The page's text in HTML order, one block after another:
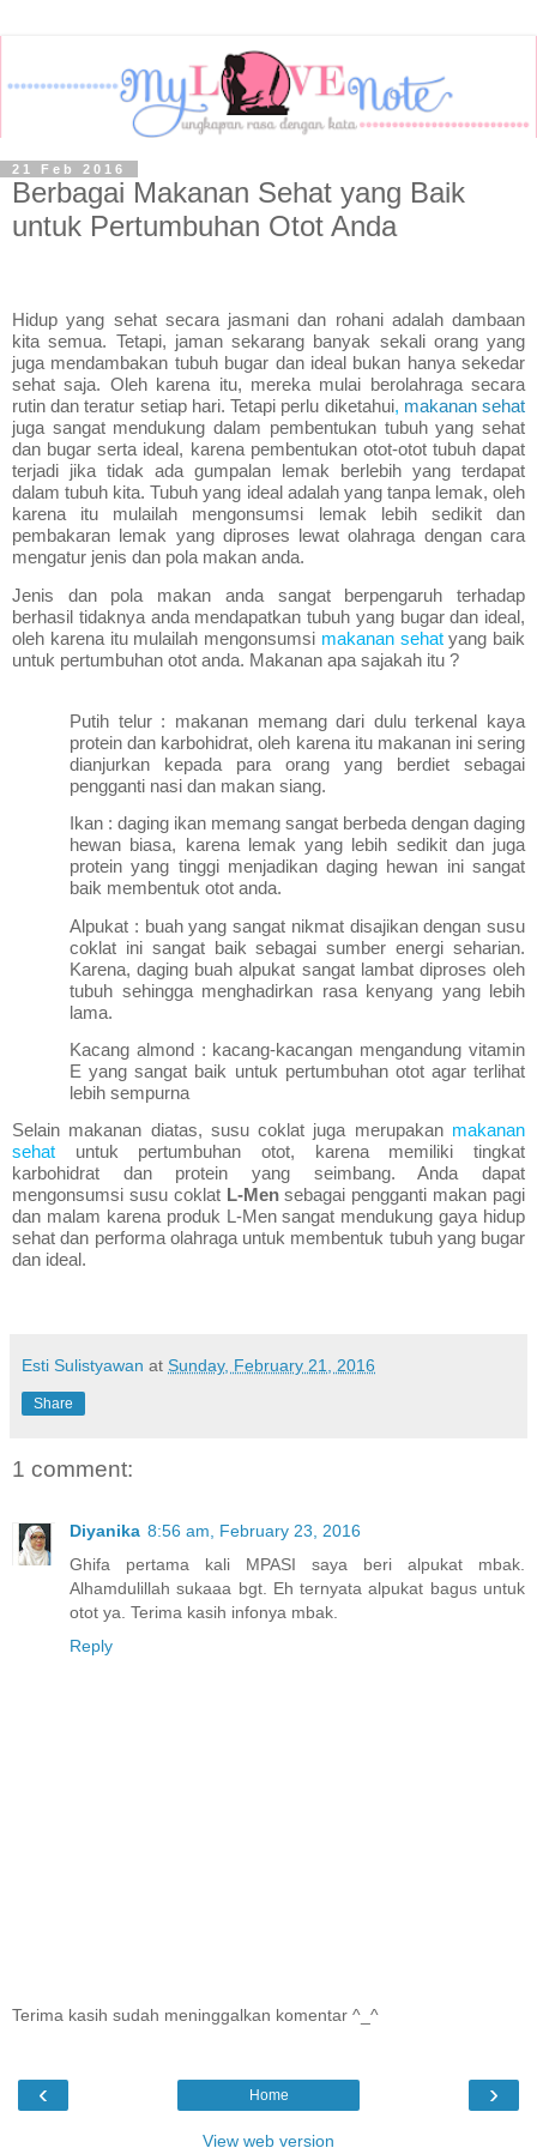
21 Feb 2016
Berbagai Makanan Sehat yang Baik
untuk Pertumbuhan Otot Anda
Hidup yang sehat secara jasmani dan rohani adalah dambaan
kita semua. Tetapi, jaman sekarang banyak sekali orang yang
juga mendambakan tubuh bugar dan ideal bukan hanya sekedar
sehat saja. Oleh karena itu, mereka mulai berolahraga secara
rutin dan teratur setiap hari. Tetapi perlu diketahui, makanan sehat
juga sangat mendukung dalam pembentukan tubuh yang sehat
dan bugar serta ideal, karena pembentukan otot-otot tubuh dapat
terjadi jika tidak ada gumpalan lemak berlebih yang terdapat
dalam tubuh kita. Tubuh yang ideal adalah yang tanpa lemak, oleh
karena itu mulailah mengonsumsi lemak lebih sedikit dan
pembakaran lemak yang diproses lewat olahraga dengan cara
mengatur jenis dan pola makan anda.
Jenis dan pola makan anda sangat berpengaruh terhadap
berhasil tidaknya anda mendapatkan tubuh yang bugar dan ideal,
oleh karena itu mulailah mengonsumsi makanan sehatyang baik
untuk pertumbuhan otot anda. Makanan apa sajakah itu ?
Putih telur : makanan memang dari dulu terkenal kaya
protein dan karbohidrat, oleh karena itu makanan ini sering
dianjurkan kepada para orang yang berdiet sebagai
pengganti nasi dan makan siang.
Ikan : daging ikan memang sangat berbeda dengan daging
hewan biasa, karena lemak yang lebih sedikit dan juga
protein yang tinggi menjadikan daging hewan ini sangat
baik membentuk otot anda.
Alpukat : buah yang sangat nikmat disajikan dengan susu
coklat ini sangat baik sebagai sumber energi seharian.
Karena, daging buah alpukat sangat lambat diproses oleh
tubuh sehingga menghadirkan rasa kenyang yang lebih
lama.
Kacang almond : kacang-kacangan mengandung vitamin
E yang sangat baik untuk pertumbuhan otot agar terlihat
lebih sempurna
Selain makanan diatas, susu coklat juga merupakan makanan
sehat untuk pertumbuhan otot, karena memiliki tingkat
karbohidrat dan protein yang seimbang. Anda dapat
mengonsumsi susu coklatL-Mensebagai pengganti makan pagi
dan malam karena produk L-Men sangat mendukung gaya hidup
sehat dan performa olahraga untuk membentuk tubuh yang bugar
dan ideal.
Esti Sulistyawan at Sunday, February 21, 2016
Share
1 comment:
Diyanika 8:56 am, February 23, 2016
Ghifa pertama kali MPASI saya beri alpukat mbak.
Alhamdulillah sukaaa bgt. Eh ternyata alpukat bagus untuk
otot ya. Terima kasih infonya mbak.
Reply
Terima kasih sudah meninggalkan komentar ^_^
‹ ›
Home
View web version